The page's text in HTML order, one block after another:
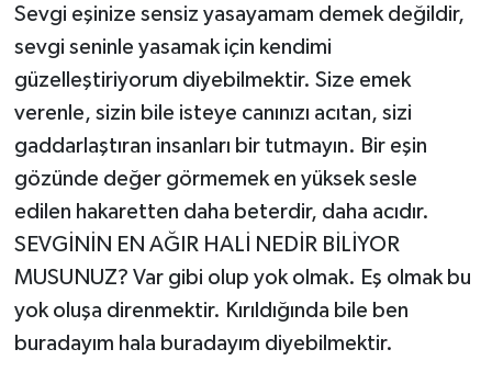
Sevgi eşinize sensiz yasayamam demek değildir,
sevgi seninle yasamak için kendimi
güzelleştiriyorum diyebilmektir. Size emek
verenle, sizin bile isteye canınızı acıtan, sizi
gaddarlaştıran insanları bir tutmayın. Bir eşin
gözünde değer görmemek en yüksek sesle
edilen hakaretten daha beterdir, daha acıdır.
SEVGİNİN EN AĞIR HALİ NEDİR BİLİYOR
MUSUNUZ? Var gibi olup yok olmak. Eş olmak bu
yok oluşa direnmektir. Kırıldığında bile ben
buradayım hala buradayım diyebilmektir.